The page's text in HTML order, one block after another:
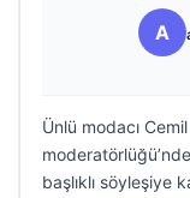
A
Ünlü modacı
başlıklı söyleşiye